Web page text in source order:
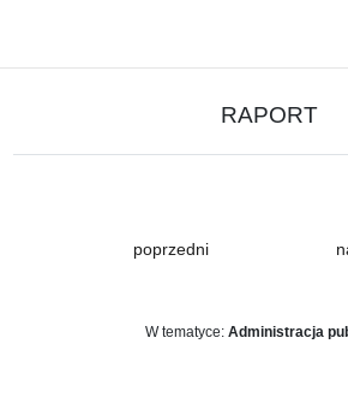
RAPORT
poprzedni
W tematyce: Administracja